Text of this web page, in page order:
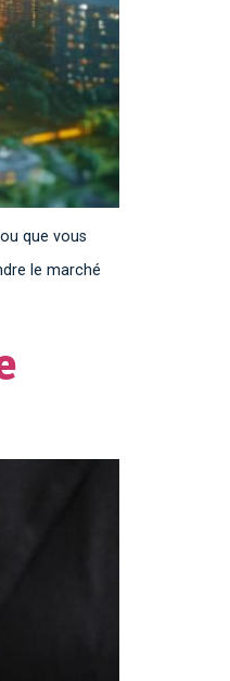
que vous
le marché